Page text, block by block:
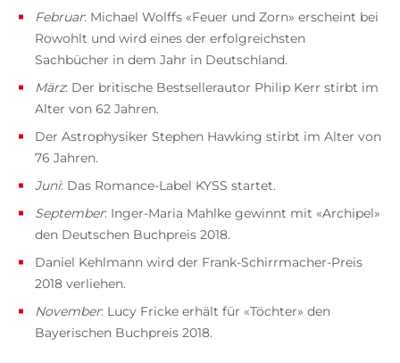
Februar: Michael Wolffs «Feuer und Zorn» erscheint bei
Rowohlt und wird eines der erfolgreichsten
Sachbücher in dem Jahr in Deutschland.
März: Der britische Bestsellerautor Philip Kerr stirbt im
Alter von 62 Jahren.
Der Astrophysiker Stephen Hawking stirbt im Alter von
76 Jahren.
Juni: Das Romance-Label KYSS startet.
September: Inger-Maria Mahlke gewinnt mit «Archipel»
den Deutschen Buchpreis 2018.
Daniel Kehlmann wird der Frank-Schirrmacher-Preis
2018 verliehen.
November: Lucy Fricke erhält für «Töchter» den
Bayerischen Buchpreis 2018.